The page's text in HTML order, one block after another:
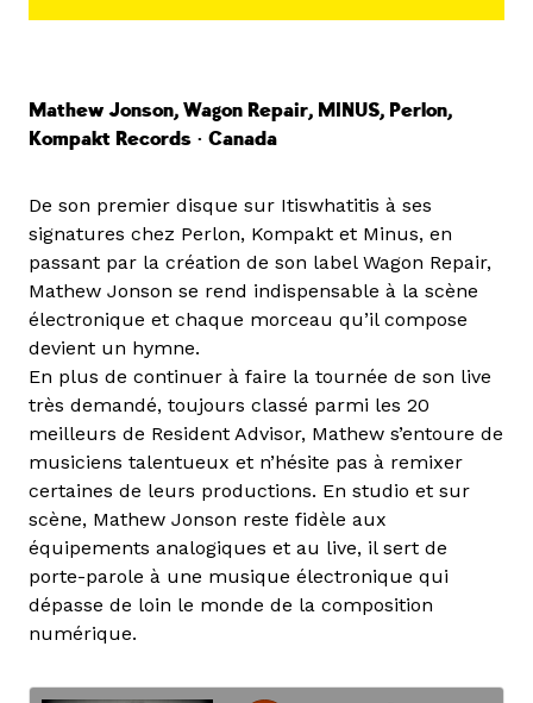
Mathew Jonson, Wagon Repair, MINUS, Perlon,
Kompakt Records • Canada
De son premier disque sur Itiswhatitis à ses
signatures chez Perlon, Kompakt et Minus, en
passant par la création de son label Wagon Repair,
Mathew Jonson se rend indispensable à la scène
électronique et chaque morceau qu’il compose
devient un hymne.
En plus de continuer à faire la tournée de son live
très demandé, toujours classé parmi les 20
meilleurs de Resident Advisor, Mathew s’entoure de
musiciens talentueux et n’hésite pas à remixer
certaines de leurs productions. En studio et sur
scène, Mathew Jonson reste fidèle aux
équipements analogiques et au live, il sert de
porte-parole à une musique électronique qui
dépasse de loin le monde de la composition
numérique.